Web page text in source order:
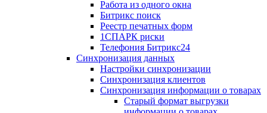
Работа из одного окна
Битрикс поиск
Реестр печатных форм
1СПАРК риски
Телефония Битрикс24
Синхронизация данных
Настройки синхронизации
Синхронизация клиентов
Синхронизация информации о товарах
Старый формат выгрузки